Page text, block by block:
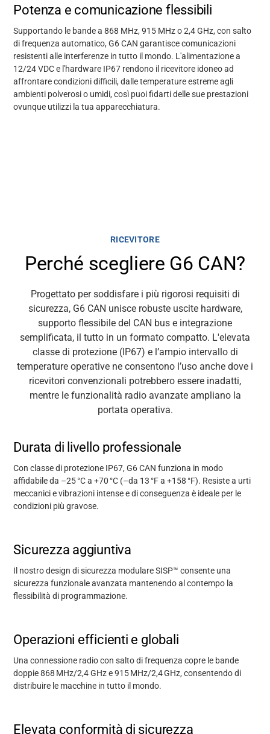
Potenza e comunicazione flessibili
Supportando le bande a 868 MHz, 915 MHz o 2,4 GHz, con salto
di frequenza automatico, G6 CAN garantisce comunicazioni
resistenti alle interferenze in tutto il mondo. L'alimentazione a
12/24 VDC e l'hardware IP67 rendono il ricevitore idoneo ad
affrontare condizioni difficili, dalle temperature estreme agli
ambienti polverosi o umidi, così puoi fidarti delle sue prestazioni
ovunque utilizzi la tua apparecchiatura.
RICEVITORE
Perché scegliere G6 CAN?
Progettato per soddisfare i più rigorosi requisiti di
sicurezza, G6 CAN unisce robuste uscite hardware,
supporto flessibile del CAN bus e integrazione
semplificata, il tutto in un formato compatto. L'elevata
classe di protezione (IP67) e l’ampio intervallo di
temperature operative ne consentono l’uso anche dove i
ricevitori convenzionali potrebbero essere inadatti,
mentre le funzionalità radio avanzate ampliano la
portata operativa.
Durata di livello professionale
Con classe di protezione IP67, G6 CAN funziona in modo
affidabile da –25°C a +70 °C (–da 13 °F a +158 °F). Resiste a urti
meccanici e vibrazioni intense e di conseguenza è ideale per le
condizioni più gravose.
Sicurezza aggiuntiva
Il nostro design di sicurezza modulare SISP™ consente una
sicurezza funzionale avanzata mantenendo al contempo la
flessibilità di programmazione.
Operazioni efficienti e globali
Una connessione radio con salto di frequenza copre le bande
doppie 868 MHz/2,4 GHz e 915MHz/2,4GHz, consentendo di
distribuire le macchine in tutto il mondo.
Elevata conformità di sicurezza